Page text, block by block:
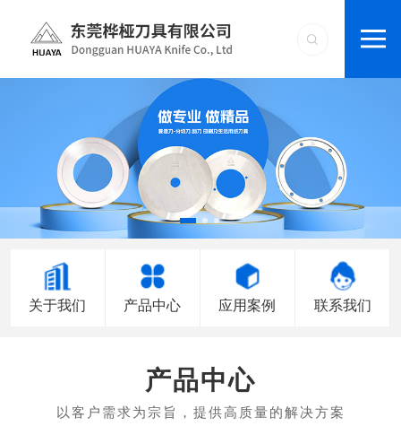
关于我们 产品中心 应用案例 联系我们
产品中心